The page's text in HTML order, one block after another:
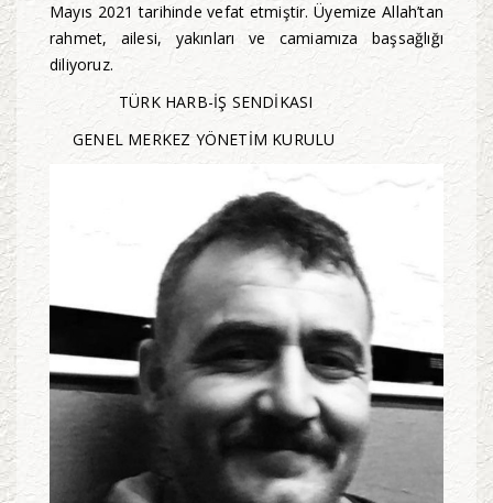
Mayıs 2021 tarihinde vefat etmiştir. Üyemize Allah’tan
rahmet, ailesi, yakınları ve camiamıza başsağlığı
diliyoruz.
TÜRK HARB-İŞ SENDİKASI
GENEL MERKEZ YÖNETİM KURULU